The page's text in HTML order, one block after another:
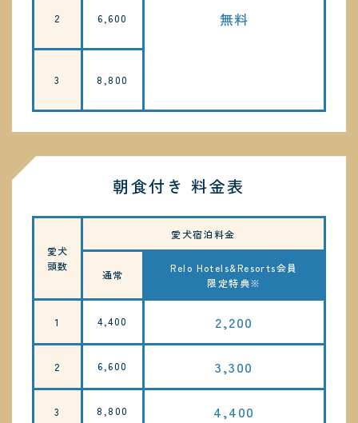
無料
2 6,600
3 8,800
朝食付き 料金表
愛犬
頭数
愛犬宿泊料金
通常
Relo Hotels&Resorts会員
限定特典※
1 4,400 2,200
2 6,600 3,300
3 8,800 4,400